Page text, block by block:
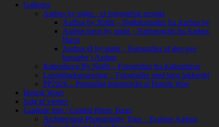
Gallerier
Aarhus by night – et fotografisk projekt
Aarhus by Night – Natfotografier fra Aarhus by
Aarhus havn by night – Natfotografi fra Aarhus
Havn
Aarhus Ø by night – Fotografier af den nye
havneby i Aarhus
København By Night – Fotografier fra København
Langtidseksponering – Fotografier med lang lukkertid
PP2026 – Personligt fotoprojekt af Henrik Woe
Henrik Woer
Salg af værker
Guidede ture / Guided Photo Tours
Architectural Photography Tour – Explore Aarhus